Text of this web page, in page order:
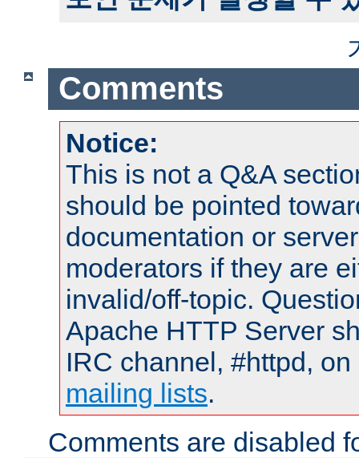
Comments
Notice:
This is not a Q&A
should be pointed
documentation or
moderators if they are
invalid/off-topic.
Apache HTTP Server
IRC channel, #httpd,
mailing lists.
Comments are disabled